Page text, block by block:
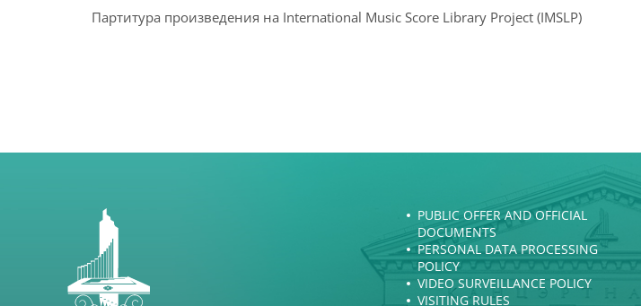
Партитура произведения на International Music Score Library Project (IMSLP)
PUBLIC OFFER AND OFFICIAL
DOCUMENTS
PERSONAL DATA PROCESSING
POLICY
VIDEO SURVEILLANCE POLICY
VISITING RULES